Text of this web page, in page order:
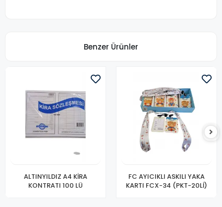
Benzer Ürünler
ALTINYILDIZ A4 KİRA
KONTRATI 100 LÜ
FC AYICIKLI ASKILI YAKA
KARTI FCX-34 (PKT-20Lİ)